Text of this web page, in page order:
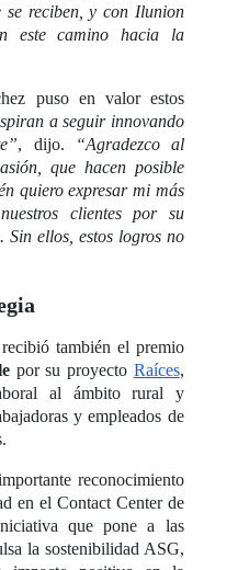
se reciben, y con Ilunion
este camino hacia la
puso en valor estos
a seguir innovando
, dijo.
“Agradezco al
que hacen posible
quiero expresar mi más
clientes por su
Sin ellos, estos logros no
también el premio
por su proyecto Raíces,
al ámbito rural y
y empleados de
reconocimiento
en el Contact Center de
que pone a las
la sostenibilidad ASG,